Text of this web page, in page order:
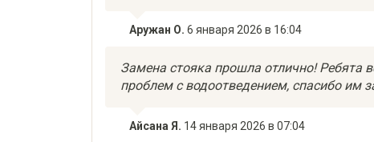
Аружан О. 6 января 2026 в 16:04
Замена стояка прошла отлично! Ребята
проблем с водоотведением, спасибо им
Айсана Я. 14 января 2026 в 07:04